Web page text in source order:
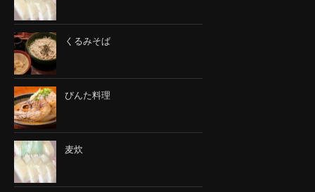
くるみそば
びんた料理
麦炊